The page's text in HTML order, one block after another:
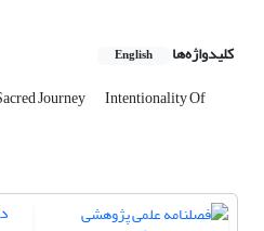
کلیدواژه‌ها English
Journey Intentionality Of